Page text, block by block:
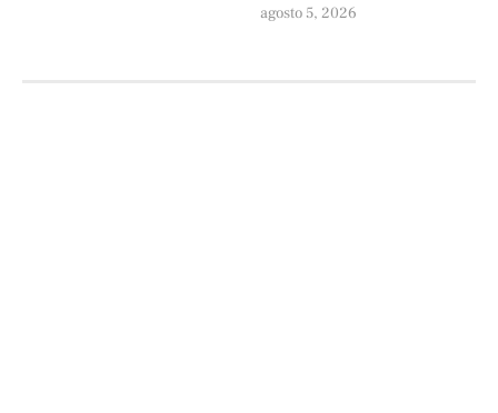
agosto 5, 2026